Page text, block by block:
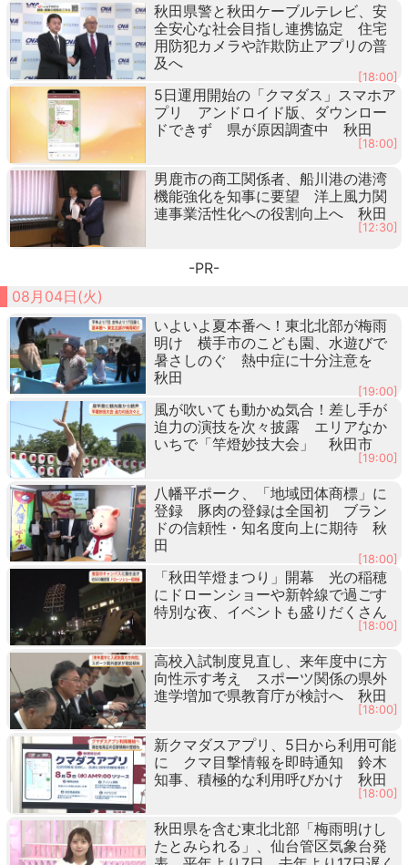
秋田県警と秋田ケーブルテレビ、安
全安心な社会目指し連携協定 住宅
用防犯カメラや詐欺防止アプリの普
及へ
[18:00]
5日運用開始の「クマダス」スマホア
プリ アンドロイド版、ダウンロー
ドできず 県が原因調査中 秋田
[18:00]
男鹿市の商工関係者、船川港の港湾
機能強化を知事に要望 洋上風力関
連事業活性化への役割向上へ 秋田
[12:30]
-PR-
08月04日(火)
いよいよ夏本番へ！東北北部が梅雨
明け 横手市のこども園、水遊びで
暑さしのぐ 熱中症に十分注意を
秋田
[19:00]
風が吹いても動かぬ気合！差し手が
迫力の演技を次々披露 エリアなか
いちで「竿燈妙技大会」 秋田市
[19:00]
八幡平ポーク、「地域団体商標」に
登録 豚肉の登録は全国初 ブラン
ドの信頼性・知名度向上に期待 秋
田
[18:00]
「秋田竿燈まつり」開幕 光の稲穂
にドローンショーや新幹線で過ごす
特別な夜、イベントも盛りだくさん
[18:00]
高校入試制度見直し、来年度中に方
向性示す考え スポーツ関係の県外
進学増加で県教育庁が検討へ 秋田
[18:00]
新クマダスアプリ、5日から利用可能
に クマ目撃情報を即時通知 鈴木
知事、積極的な利用呼びかけ 秋田
[18:00]
秋田県を含む東北北部「梅雨明けし
たとみられる」、仙台管区気象台発